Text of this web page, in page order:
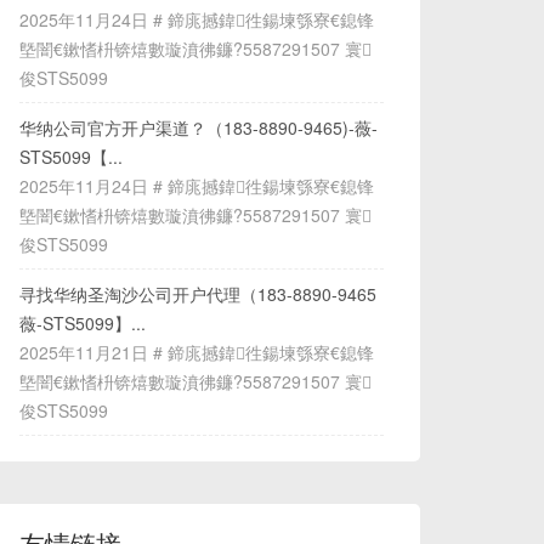
2025年11月24日 # 鍗庣撼鍏徃鍚堜綔寮€鎴锋
墍闇€鏉愭枡锛熺數璇濆彿鐮?5587291507 寰
俊STS5099
华纳公司官方开户渠道？（183-8890-9465)-薇-
STS5099【...
2025年11月24日 # 鍗庣撼鍏徃鍚堜綔寮€鎴锋
墍闇€鏉愭枡锛熺數璇濆彿鐮?5587291507 寰
俊STS5099
寻找华纳圣淘沙公司开户代理（183-8890-9465
薇-STS5099】...
2025年11月21日 # 鍗庣撼鍏徃鍚堜綔寮€鎴锋
墍闇€鏉愭枡锛熺數璇濆彿鐮?5587291507 寰
俊STS5099